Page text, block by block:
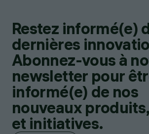
Restez informé(e)
dernières
Abonnez-vous à
newsletter pour
informé(e) de nos
nouveaux
et initiatives.